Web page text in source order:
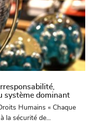
système dominant
Humains « Chaque
la sécurité de...